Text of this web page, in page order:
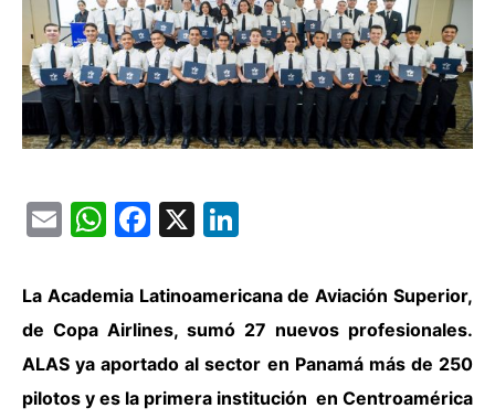
EmailWhatsApp
Facebook
X
La Academia Latinoamericana de Aviación Superior,
de Copa Airlines, sumó 27 nuevos profesionales.
ALAS ya aportado al sector en Panamá más de 250
pilotos y es la primera institución en Centroamérica